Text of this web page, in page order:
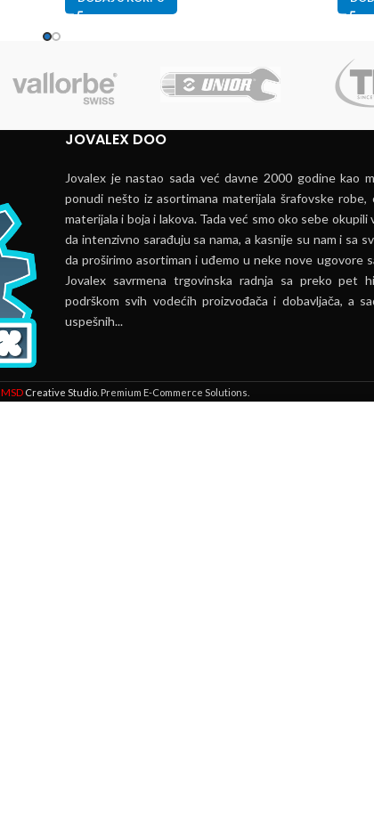
JOVALEX DOO
Jovalex je nastao sada već davne 2000 godine kao
ponudi nešto iz asortimana materijala šrafovske robe,
materijala i boja i lakova. Tada već smo oko sebe
da intenzivno sarađuju sa nama, a kasnije su nam i sa
da proširimo asortiman i uđemo u neke nove ugovore
Jovalex savrmena trgovinska radnja sa preko pet
podrškom svih vodećih proizvođača i dobavljača, a
uspešnih...
MSDCreative Studio. Premium E-Commerce Solutions.